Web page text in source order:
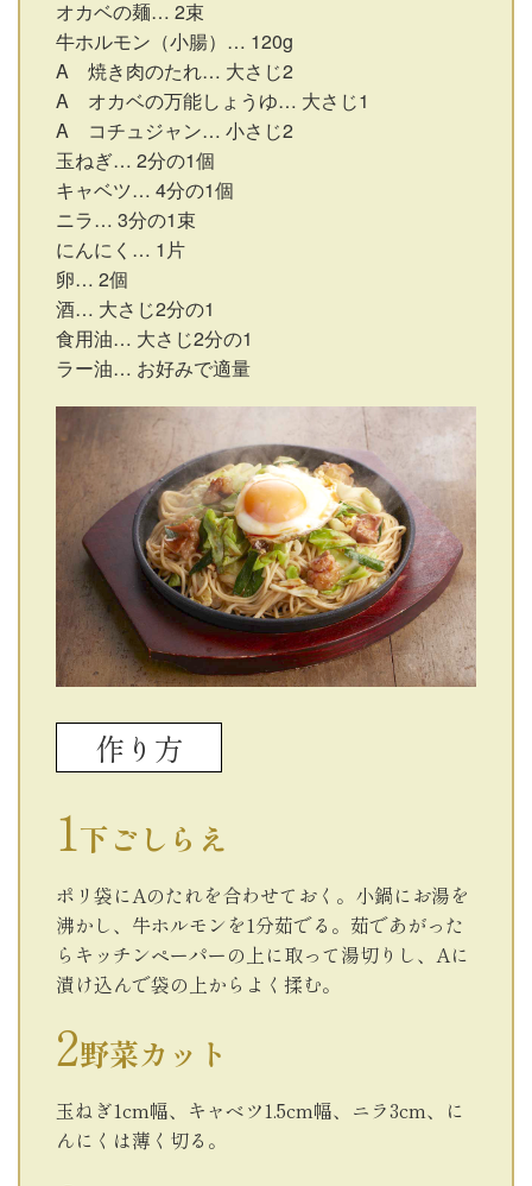
オカベの麺… 2束
牛ホルモン（小腸）… 120g
A 焼き肉のたれ… 大さじ2
A オカベの万能しょうゆ… 大さじ1
A コチュジャン… 小さじ2
玉ねぎ… 2分の1個
キャベツ… 4分の1個
ニラ… 3分の1束
にんにく… 1片
卵… 2個
酒… 大さじ2分の1
食用油… 大さじ2分の1
ラー油… お好みで適量
作り方
下ごしらえ
ポリ袋にAのたれを合わせておく。小鍋にお湯を
沸かし、牛ホルモンを1分茹でる。茹であがった
らキッチンペーパーの上に取って湯切りし、Aに
漬け込んで袋の上からよく揉む。
野菜カット
玉ねぎ1cm幅、キャベツ1.5cm幅、ニラ3cm、に
んにくは薄く切る。